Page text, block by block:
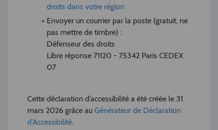
droits dans votre région
Envoyer un courrier par la poste (gratuit, ne
pas mettre de timbre) :
Défenseur des droits
Libre réponse 71120 - 75342 Paris CEDEX
07
Cette déclaration d’accessibilité a été créée le 31
mars 2026 grâce au Générateur de Déclaration
d’Accessibilité.